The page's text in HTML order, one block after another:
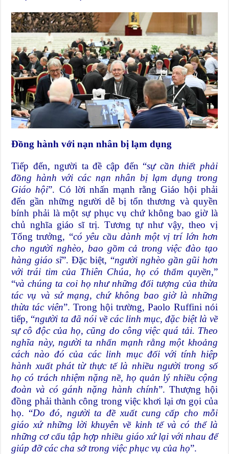
Đồng hành với nạn nhân bị lạm dụng
Tiếp đến, người ta đề cập đến “sự cần thiết phải
đồng hành với các nạn nhân bị lạm dụng trong
Giáo hội”. Có lời nhấn mạnh rằng Giáo hội phải
đến gần những người dễ bị tổn thương và quyền
bính phải là một sự phục vụ chứ không bao giờ là
chủ nghĩa giáo sĩ trị. Tương tự như vậy, theo vị
Tổng trưởng, “có yêu cầu dành một vị trí lớn hơn
cho người nghèo, bao gồm cả trong việc đào tạo
hàng giáo sĩ”. Đặc biệt, “người nghèo gần gũi hơn
với trái tim của Thiên Chúa, họ có thẩm quyền,”
“và chúng ta coi họ như những đối tượng của thừa
tác vụ và sứ mạng, chứ không bao giờ là những
thừa tác viên”. Trong hội trường, Paolo Ruffini nói
tiếp, “người ta đã nói về các linh mục, đặc biệt là về
sự cô độc của họ, cũng do công việc quá tải. Theo
nghĩa này, người ta nhấn mạnh rằng một khoảng
cách nào đó của các linh mục đối với tính hiệp
hành xuất phát từ thực tế là nhiều người trong số
họ có trách nhiệm nặng nề, họ quản lý nhiều cộng
đoàn và có gánh nặng hành chính”. Thượng hội
đồng phải thành công trong việc khơi lại ơn gọi của
họ. “Do đó, người ta đề xuất cung cấp cho mỗi
giáo xứ những lời khuyên về kinh tế và có thể là
những cơ cấu tập hợp nhiều giáo xứ lại với nhau để
giúp đỡ các cha sở trong việc phục vụ của họ”.